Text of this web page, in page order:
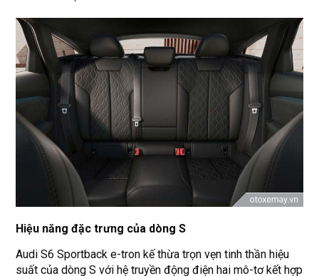
Hiệu năng đặc trưng của dòng S
Audi S6 Sportback e-tron kế thừa trọn vẹn tinh thần hiệu
suất của dòng S với hệ truyền động điện hai mô-tơ kết hợp